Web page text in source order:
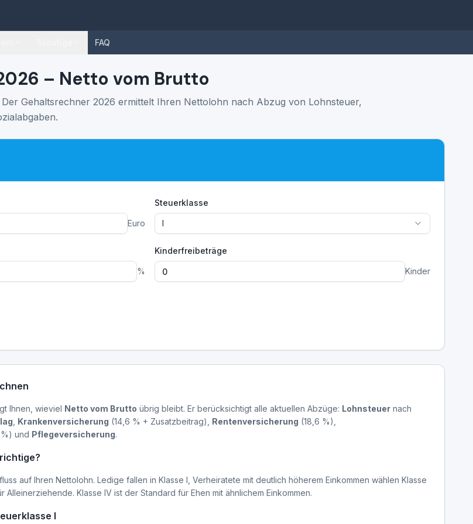
FAQ
– Netto vom Brutto
Gehaltsrechner 2026 ermittelt Ihren Nettolohn nach Abzug von Lohnsteuer,
Euro
Steuerklasse
I
%
Kinderfreibeträge
Kinder
Ihnen, wieviel Netto vom Brutto übrig bleibt. Er berücksichtigt alle aktuellen Abzüge: Lohnsteuer nach
Krankenversicherung (14,6 % + Zusatzbeitrag), Rentenversicherung (18,6 %),
und Pflegeversicherung.
auf Ihren Nettolohn. Ledige fallen in Klasse I, Verheiratete mit deutlich höherem Einkommen wählen Klasse
Alleinerziehende. Klasse IV ist der Standard für Ehen mit ähnlichem Einkommen.
I